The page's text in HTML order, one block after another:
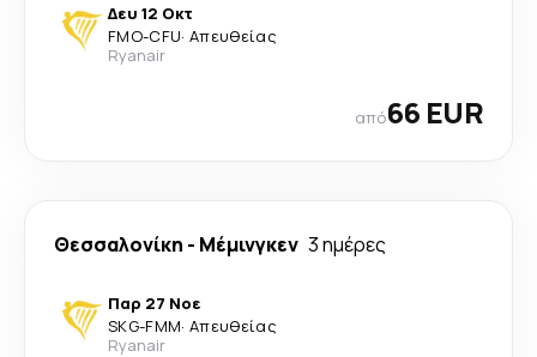
Δευ 12 Οκτ
FMO-CFU· Απευθείας
Ryanair
από66 EUR
Θεσσαλονίκη - Μέμινγκεν 3 ημέρες
Παρ 27 Νοε
SKG-FMM· Απευθείας
Ryanair